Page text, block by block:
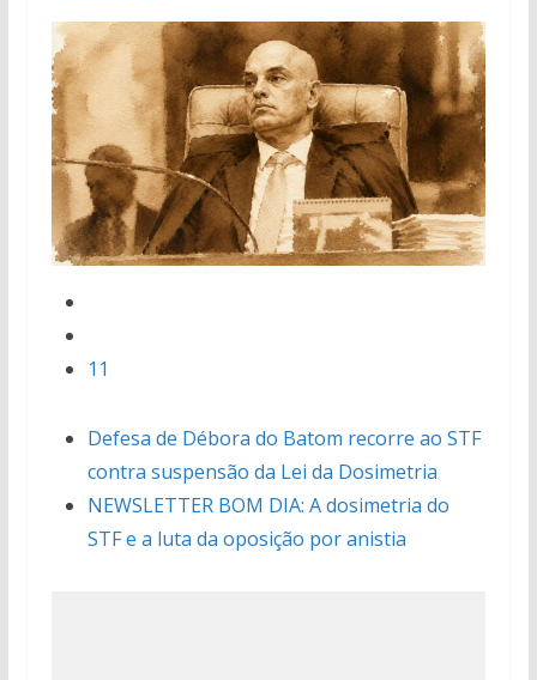
11
Defesa de Débora do Batom recorre ao STF
contra suspensão da Lei da Dosimetria
NEWSLETTER BOM DIA: A dosimetria do
STF e a luta da oposição por anistia